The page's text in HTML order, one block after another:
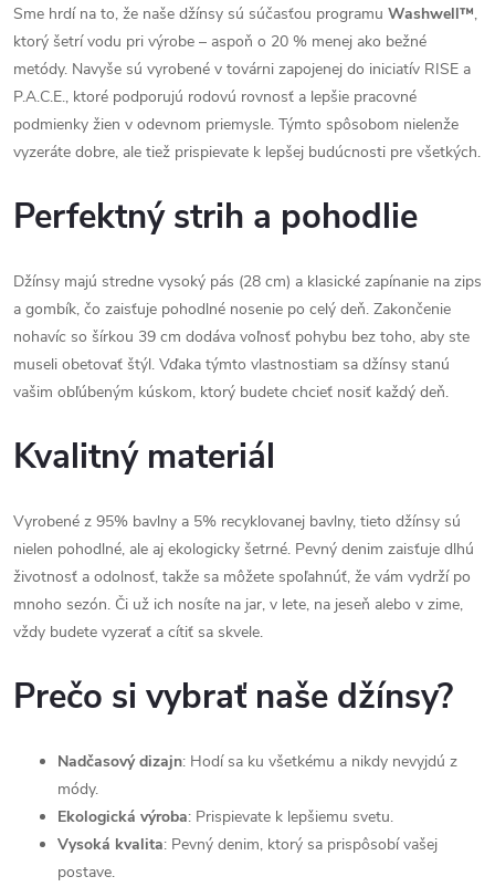
Sme hrdí na to, že naše džínsy sú súčasťou programu Washwell™,
ktorý šetrí vodu pri výrobe – aspoň o 20 % menej ako bežné
metódy. Navyše sú vyrobené v továrni zapojenej do iniciatív RISE a
P.A.C.E., ktoré podporujú rodovú rovnosť a lepšie pracovné
podmienky žien v odevnom priemysle. Týmto spôsobom nielenže
vyzeráte dobre, ale tiež prispievate k lepšej budúcnosti pre všetkých.
Perfektný strih a pohodlie
Džínsy majú stredne vysoký pás (28 cm) a klasické zapínanie na zips
a gombík, čo zaisťuje pohodlné nosenie po celý deň. Zakončenie
nohavíc so šírkou 39 cm dodáva voľnosť pohybu bez toho, aby ste
museli obetovať štýl. Vďaka týmto vlastnostiam sa džínsy stanú
vašim obľúbeným kúskom, ktorý budete chcieť nosiť každý deň.
Kvalitný materiál
Vyrobené z 95% bavlny a 5% recyklovanej bavlny, tieto džínsy sú
nielen pohodlné, ale aj ekologicky šetrné. Pevný denim zaisťuje dlhú
životnosť a odolnosť, takže sa môžete spoľahnúť, že vám vydrží po
mnoho sezón. Či už ich nosíte na jar, v lete, na jeseň alebo v zime,
vždy budete vyzerať a cítiť sa skvele.
Prečo si vybrať naše džínsy?
Nadčasový dizajn: Hodí sa ku všetkému a nikdy nevyjdú z
módy.
Ekologická výroba: Prispievate k lepšiemu svetu.
Vysoká kvalita: Pevný denim, ktorý sa prispôsobí vašej
postave.